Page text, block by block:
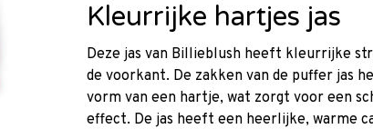
Kleurrijke hartjes jas
Deze jas van Billieblush heeft kleurrijke
de voorkant. De zakken van de puffer jas
vorm van een hartje, wat zorgt voor een
effect. De jas heeft een heerlijke, warme